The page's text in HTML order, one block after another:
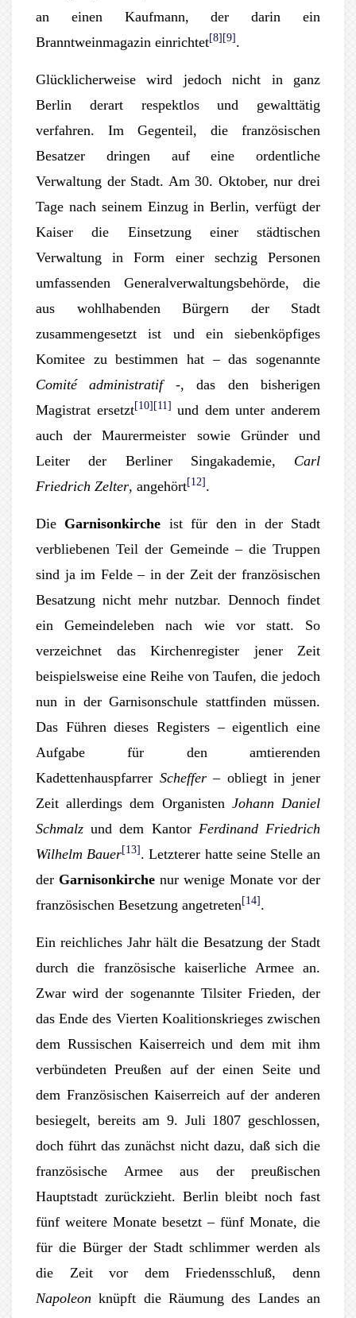
an einen Kaufmann, der darin ein
Branntweinmagazin einrichtet[8] [9] .
Glücklicherweise wird jedoch nicht in ganz
Berlin derart respektlos und gewalttätig
verfahren. Im Gegenteil, die französischen
Besatzer dringen auf eine ordentliche
Verwaltung der Stadt. Am 30. Oktober, nur drei
Tage nach seinem Einzug in Berlin, verfügt der
Kaiser die Einsetzung einer städtischen
Verwaltung in Form einer sechzig Personen
umfassenden Generalverwaltungsbehörde, die
aus wohlhabenden Bürgern der Stadt
zusammengesetzt ist und ein siebenköpfiges
Komitee zu bestimmen hat – das sogenannte
Comité administratif-, das den bisherigen
Magistrat ersetzt[10] [11] und dem unter anderem
auch der Maurermeister sowie Gründer und
Leiter der Berliner Singakademie, Carl
Friedrich Zelter, angehört[12] .
Die Garnisonkirche ist für den in der Stadt
verbliebenen Teil der Gemeinde – die Truppen
sind ja im Felde – in der Zeit der französischen
Besatzung nicht mehr nutzbar. Dennoch findet
ein Gemeindeleben nach wie vor statt. So
verzeichnet das Kirchenregister jener Zeit
beispielsweise eine Reihe von Taufen, die jedoch
nun in der Garnisonschule stattfinden müssen.
Das Führen dieses Registers – eigentlich eine
Aufgabe für den amtierenden
Kadettenhauspfarrer Scheffer– obliegt in jener
Zeit allerdings dem Organisten Johann Daniel
Schmalz und dem Kantor Ferdinand Friedrich
Wilhelm Bauer[13] . Letzterer hatte seine Stelle an
der Garnisonkirche nur wenige Monate vor der
französischen Besetzung angetreten [14] .
Ein reichliches Jahr hält die Besatzung der Stadt
durch die französische kaiserliche Armee an.
Zwar wird der sogenannte Tilsiter Frieden, der
das Ende des Vierten Koalitionskrieges zwischen
dem Russischen Kaiserreich und dem mit ihm
verbündeten Preußen auf der einen Seite und
dem Französischen Kaiserreich auf der anderen
besiegelt, bereits am 9. Juli 1807 geschlossen,
doch führt das zunächst nicht dazu, daß sich die
französische Armee aus der preußischen
Hauptstadt zurückzieht. Berlin bleibt noch fast
fünf weitere Monate besetzt – fünf Monate, die
für die Bürger der Stadt schlimmer werden als
die Zeit vor dem Friedensschluß, denn
Napoleonknüpft die Räumung des Landes an